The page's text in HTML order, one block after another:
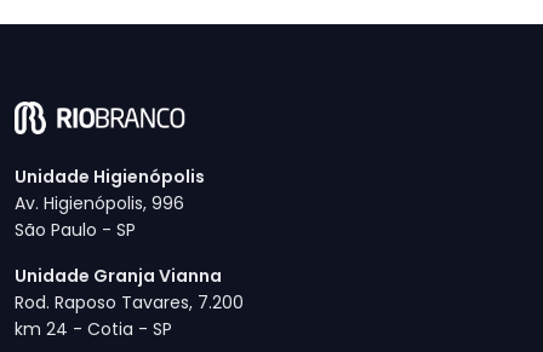
Unidade Higienópolis
Av. Higienópolis, 996
São Paulo - SP
Unidade Granja Vianna
Rod. Raposo Tavares, 7.200
km 24 - Cotia - SP